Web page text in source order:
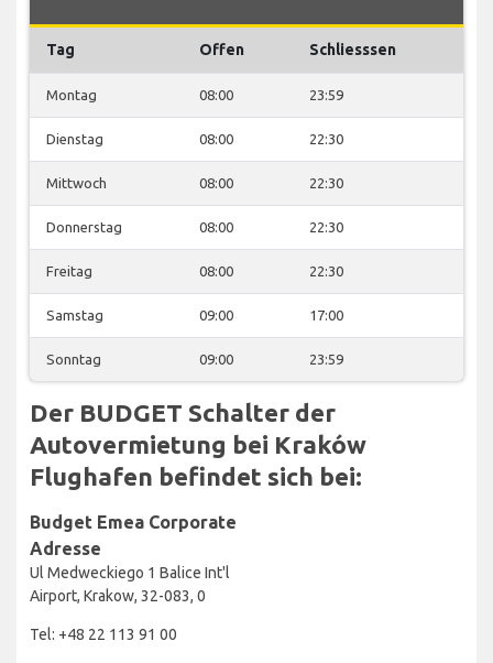
Tag Offen Schliesssen
Montag 08:00 23:59
Dienstag 08:00 22:30
Mittwoch 08:00 22:30
Donnerstag 08:00 22:30
Freitag 08:00 22:30
Samstag 09:00 17:00
Sonntag 09:00 23:59
Der BUDGET Schalter der
Autovermietung bei Kraków
Flughafen befindet sich bei:
Budget Emea Corporate
Adresse
Ul Medweckiego 1 Balice Int'l
Airport, Krakow, 32-083, 0
Tel: +48 22 113 91 00